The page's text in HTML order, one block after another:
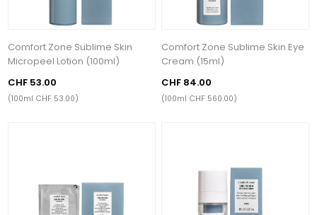
Comfort Zone Sublime Skin
Micropeel Lotion (100ml)
CHF 53.00
(100ml CHF 53.00)
Comfort Zone Sublime Skin Eye
Cream (15ml)
CHF 84.00
(100ml CHF 560.00)